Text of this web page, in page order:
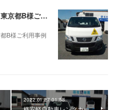
幼児バスNV350キャラバン 東京都B様ご利用事例(2026.07.23)
B様ご利用事例
2022.01.27 01:58